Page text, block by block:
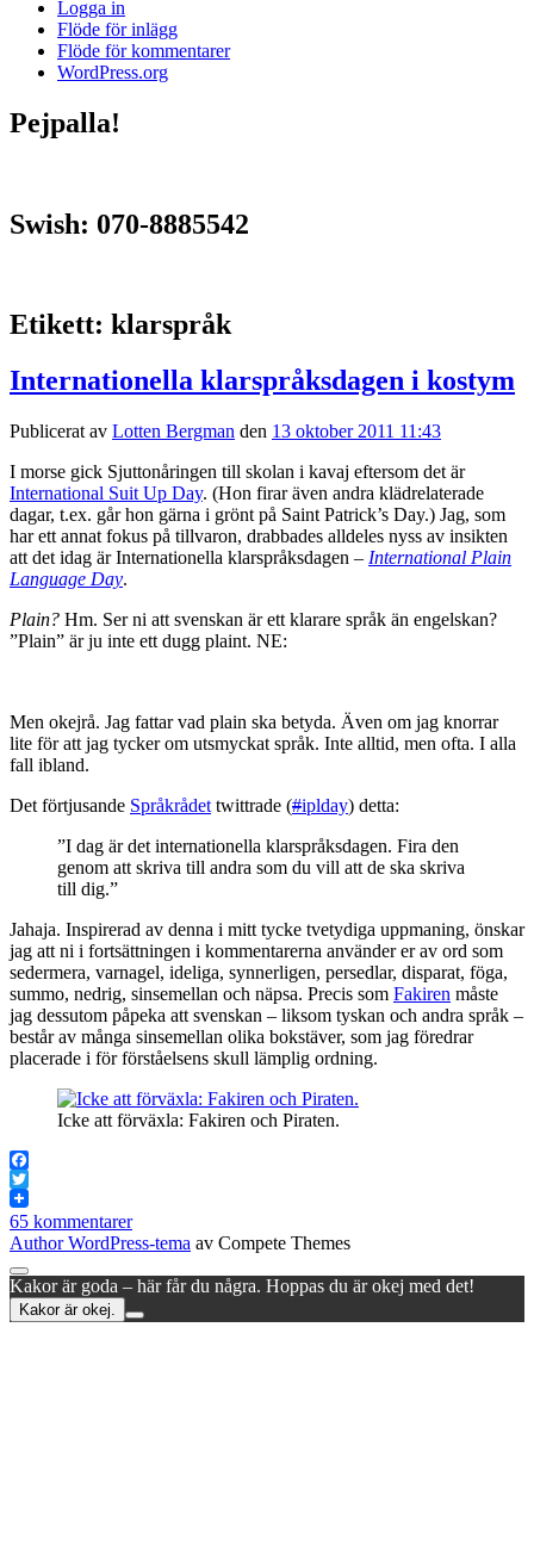
Logga in
Flöde för inlägg
Flöde för kommentarer
WordPress.org
Pejpalla!
Swish: 070-8885542
Etikett: klarspråk
Internationella klarspråksdagen i kostym
Publicerat av Lotten Bergman den 13 oktober 2011 11:43
I morse gick Sjuttonåringen till skolan i kavaj eftersom det är
International Suit Up Day. (Hon firar även andra klädrelaterade
dagar, t.ex. går hon gärna i grönt på Saint Patrick’s Day.) Jag, som
har ett annat fokus på tillvaron, drabbades alldeles nyss av insikten
att det idag är Internationella klarspråksdagen – International Plain
Language Day.
Plain? Hm. Ser ni att svenskan är ett klarare språk än engelskan?
”Plain” är ju inte ett dugg plaint. NE:
Men okejrå. Jag fattar vad plain ska betyda. Även om jag knorrar
lite för att jag tycker om utsmyckat språk. Inte alltid, men ofta. I alla
fall ibland.
Det förtjusande Språkrådet twittrade (#iplday) detta:
”I dag är det internationella klarspråksdagen. Fira den
genom att skriva till andra som du vill att de ska skriva
till dig.”
Jahaja. Inspirerad av denna i mitt tycke tvetydiga uppmaning, önskar
jag att ni i fortsättningen i kommentarerna använder er av ord som
sedermera, varnagel, ideliga, synnerligen, persedlar, disparat, föga,
summo, nedrig, sinsemellan och näpsa. Precis som Fakiren måste
jag dessutom påpeka att svenskan – liksom tyskan och andra språk –
består av många sinsemellan olika bokstäver, som jag föredrar
placerade i för förståelsens skull lämplig ordning.
Icke att förväxla: Fakiren och Piraten.
Facebook
Twitter
65 kommentarer
Author WordPress-tema av Compete Themes
Rulla
till
toppen
Kakor är goda – här får du några. Hoppas du är okej med det!
Kakor är okej.